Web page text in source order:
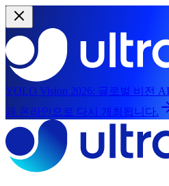
YOLO Vision 2026: 글로벌 비전
과 온라인으로 다시 개최됩니다.